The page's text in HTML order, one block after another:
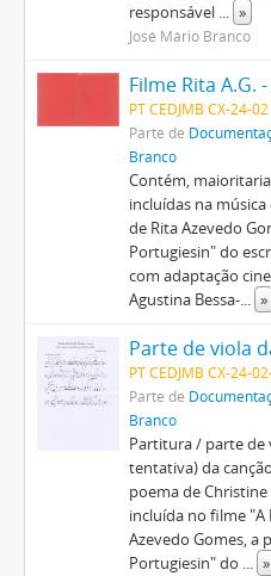
responsável ... »
José Mário Branco
Filme Rita A.G.
PT CEDJMB CX-24-02
Parte de
Branco
Contém,
incluídas na
de Rita Azevedo
Portugiesin" do
com adaptação
Agustina Bessa-... »
PT CEDJMB CX-24-
Parte de
Branco
Partitura / parte de
tentativa) da
poema de
incluída no filme "A
Azevedo Gomes, a
Portugiesin" do ... »